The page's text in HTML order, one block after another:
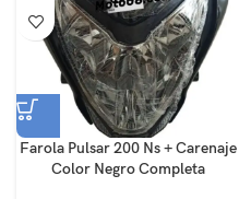
Farola Pulsar 200 Ns + Carenaje
Color Negro Completa